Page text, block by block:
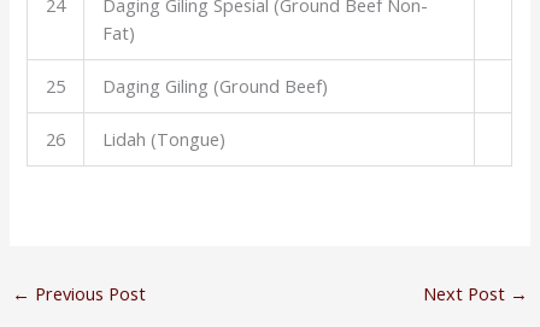
Fat)
25 Daging Giling (Ground Beef)
26 Lidah (Tongue)
← Previous Post Next Post →